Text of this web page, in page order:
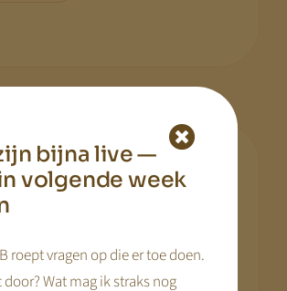
naar een
van flexibiliteit betekent niet dat
Het betekent dat flexibiliteit
bijna live —
volgende week
roept vragen op die er toe doen.
door? Wat mag ik straks nog